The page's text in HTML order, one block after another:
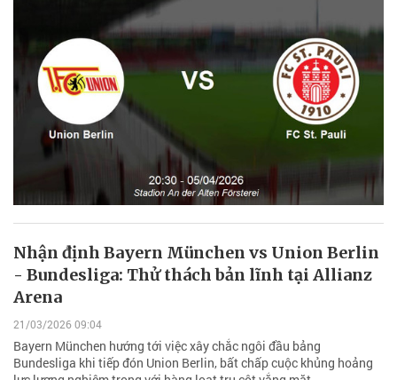
Nhận định Bayern München vs Union Berlin
- Bundesliga: Thử thách bản lĩnh tại Allianz
Arena
21/03/2026 09:04
Bayern München hướng tới việc xây chắc ngôi đầu bảng
Bundesliga khi tiếp đón Union Berlin, bất chấp cuộc khủng hoảng